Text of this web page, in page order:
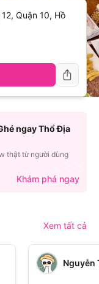
Xem tất cả
Nguyễn
Quận 10, Hồ
ngay Thổ Địa
thật từ người dùng
Khám phá ngay